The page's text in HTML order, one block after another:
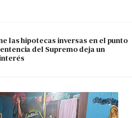
las hipotecas inversas en el punto
del Supremo deja un